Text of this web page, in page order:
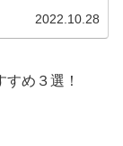
スアンプの選び方とお
2022.10.28
め３選！